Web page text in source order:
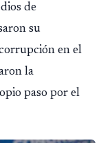
de
su
en el
la
paso por el